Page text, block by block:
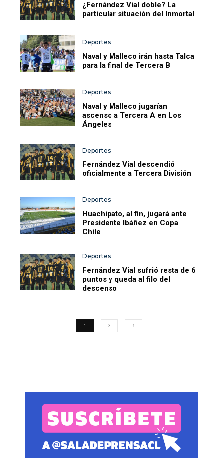
¿Fernández Vial doble? La
particular situación del Inmortal
Deportes
Naval y Malleco irán hasta Talca
para la final de Tercera B
Deportes
Naval y Malleco jugarían
ascenso a Tercera A en Los
Ángeles
Deportes
Fernández Vial descendió
oficialmente a Tercera División
Deportes
Huachipato, al fin, jugará ante
Presidente Ibáñez en Copa
Chile
Deportes
Fernández Vial sufrió resta de 6
puntos y queda al filo del
descenso
1 2